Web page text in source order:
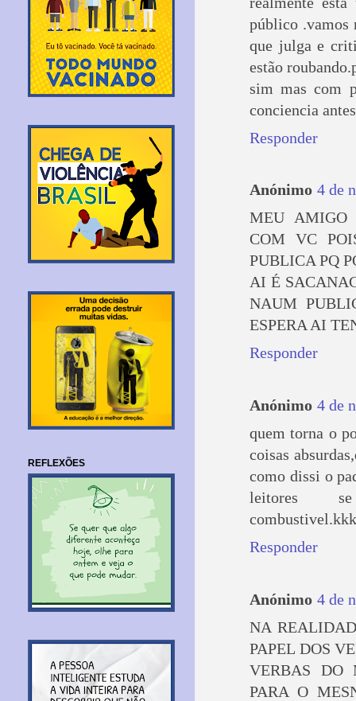
público .vamos
que julga e
estão
sim mas com
conciencia
Responder
Anónimo 4 de
MEU AMIGO
COM VC
PUBLICA PQ
AI É
NAUM
ESPERA AI
Responder
Anónimo 4 de
quem torna o
coisas
como dissi o
leitores
Responder
Anónimo 4 de
NA
PAPEL DOS
VERBAS DO
PARA O
REFLEXÕES